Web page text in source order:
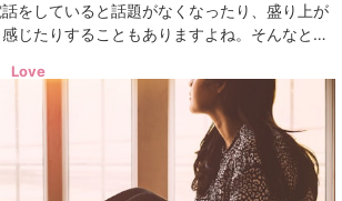
をしていると話題がなくなったり、盛り上が
じたりすることもありますよね。そんなとき
ンルの異なる20個の電話でできるゲームを紹
Love